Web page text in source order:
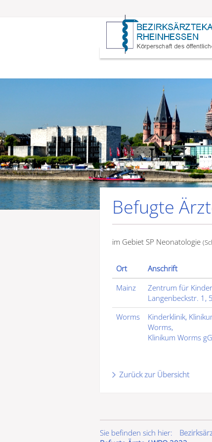
Befugte
im Gebiet SP Neonatologie
Ort Anschrift
Mainz
Zentrum für
Langenbeckstr. 1,
Worms
Kinderklinik,
Worms,
Klinikum Worms
Zurück zur Übersicht
Sie befinden sich hier: